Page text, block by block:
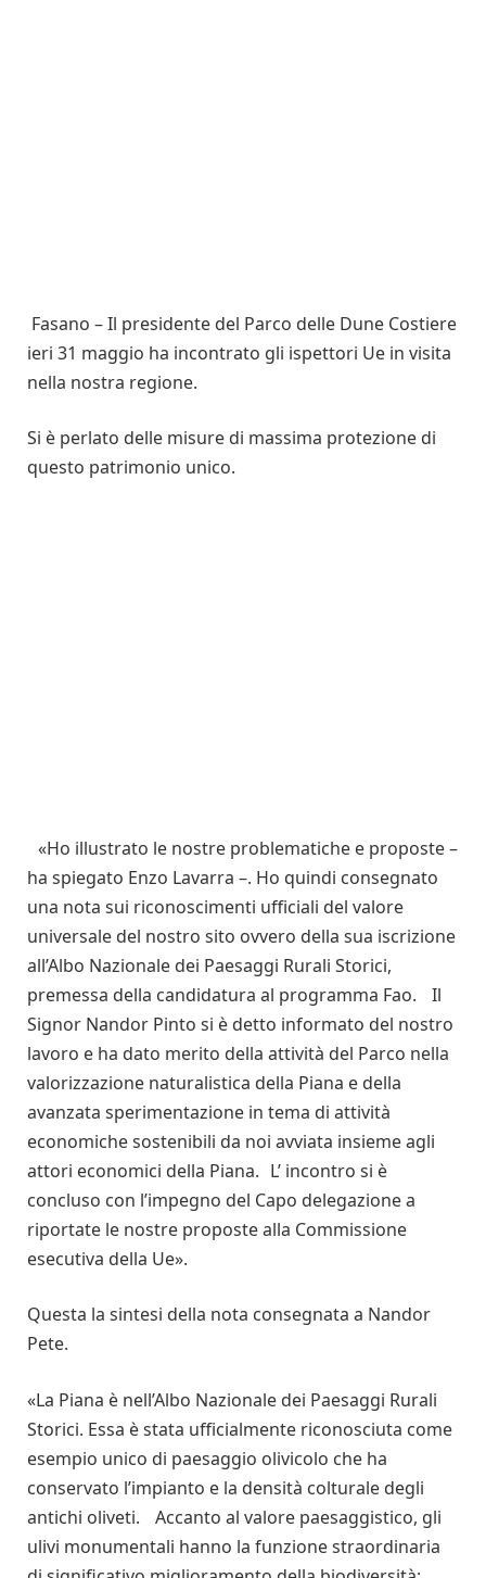
Fasano – Il presidente del Parco delle Dune Costiere
ieri 31 maggio ha incontrato gli ispettori Ue in visita
nella nostra regione.
Si è perlato delle misure di massima protezione di
questo patrimonio unico.
«Ho illustrato le nostre problematiche e proposte –
ha spiegato Enzo Lavarra –. Ho quindi consegnato
una nota sui riconoscimenti ufficiali del valore
universale del nostro sito ovvero della sua iscrizione
all’Albo Nazionale dei Paesaggi Rurali Storici,
premessa della candidatura al programma Fao. Il
Signor Nandor Pinto si è detto informato del nostro
lavoro e ha dato merito della attività del Parco nella
valorizzazione naturalistica della Piana e della
avanzata sperimentazione in tema di attività
economiche sostenibili da noi avviata insieme agli
attori economici della Piana. L’ incontro si è
concluso con l’impegno del Capo delegazione a
riportate le nostre proposte alla Commissione
esecutiva della Ue».
Questa la sintesi della nota consegnata a Nandor
Pete.
«La Piana è nell’Albo Nazionale dei Paesaggi Rurali
Storici. Essa è stata ufficialmente riconosciuta come
esempio unico di paesaggio olivicolo che ha
conservato l’impianto e la densità colturale degli
antichi oliveti. Accanto al valore paesaggistico, gli
ulivi monumentali hanno la funzione straordinaria